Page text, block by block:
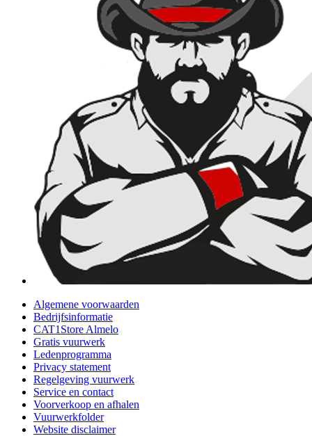
Algemene voorwaarden
Bedrijfsinformatie
CAT1Store Almelo
Gratis vuurwerk
Ledenprogramma
Privacy statement
Regelgeving vuurwerk
Service en contact
Voorverkoop en afhalen
Vuurwerkfolder
Website disclaimer